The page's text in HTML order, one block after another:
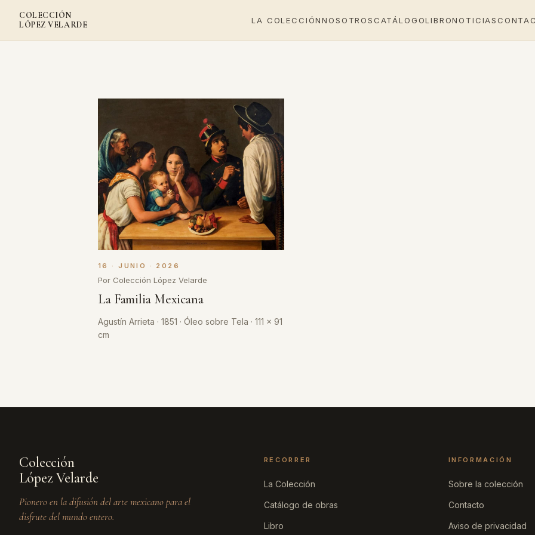
COLECCIÓN
LÓPEZ VELARDE
LA COLECCIÓNNOSOTROSCATÁLOGOLIBRONOTICIAS
16 · JUNIO · 2026
Por Colección López Velarde
La Familia Mexicana
Agustín Arrieta · 1851 · Óleo sobre Tela · 111 x 91
cm
Colección
López Velarde
Pionero en la difusión del arte mexicano para el
disfrute del mundo entero.
RECORRER
La Colección
Catálogo de obras
Libro
INFORMACIÓN
Sobre la colección
Contacto
Aviso de privacidad